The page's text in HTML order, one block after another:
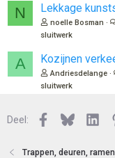
N Lekkage
noelle Bosman
sluitwerk
A Kozijnen
Andriesdelange
sluitwerk
Deel: Facebook
Bluesky
Trappen, deuren,